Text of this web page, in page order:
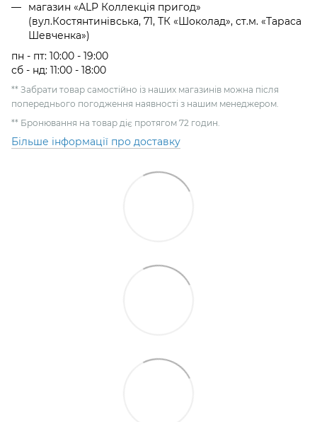
магазин «ALP Коллекція пригод»
(вул.Костянтинівська, 71, ТК «Шоколад», ст.м. «Тараса
Шевченка»)
пн - пт: 10:00 - 19:00
сб - нд: 11:00 - 18:00
** Забрати товар самостійно із наших магазинів можна після
попереднього погодження наявності з нашим менеджером.
** Бронювання на товар діє протягом 72 годин.
Більше інформації про доставку